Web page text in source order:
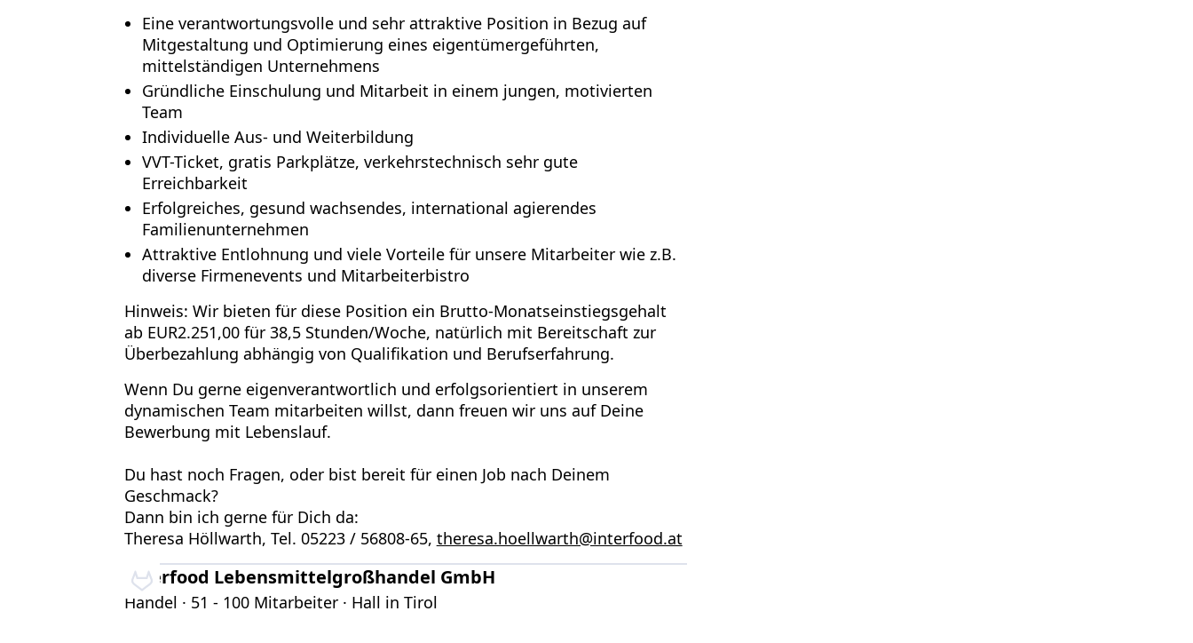
Eine verantwortungsvolle und sehr attraktive Position in Bezug auf
Mitgestaltung und Optimierung eines eigentümergeführten,
mittelständigen Unternehmens
Gründliche Einschulung und Mitarbeit in einem jungen, motivierten
Team
Individuelle Aus- und Weiterbildung
VVT-Ticket, gratis Parkplätze, verkehrstechnisch sehr gute
Erreichbarkeit
Erfolgreiches, gesund wachsendes, international agierendes
Familienunternehmen
Attraktive Entlohnung und viele Vorteile für unsere Mitarbeiter wie z.B.
diverse Firmenevents und Mitarbeiterbistro
Hinweis: Wir bieten für diese Position ein Brutto-Monatseinstiegsgehalt
ab EUR2.251,00 für 38,5 Stunden/Woche, natürlich mit Bereitschaft zur
Überbezahlung abhängig von Qualifikation und Berufserfahrung.
Wenn Du gerne eigenverantwortlich und erfolgsorientiert in unserem
dynamischen Team mitarbeiten willst, dann freuen wir uns auf Deine
Bewerbung mit Lebenslauf.
Du hast noch Fragen, oder bist bereit für einen Job nach Deinem
Geschmack?
Dann bin ich gerne für Dich da:
Theresa Höllwarth, Tel. 05223 / 56808-65, theresa.hoellwarth@interfood.at
Interfood Lebensmittelgroßhandel GmbH
Handel · 51 - 100 Mitarbeiter · Hall in Tirol